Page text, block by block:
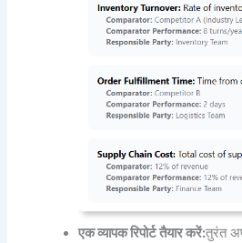
एक व्यापक रिपोर्ट तैयार करें:तुरंत